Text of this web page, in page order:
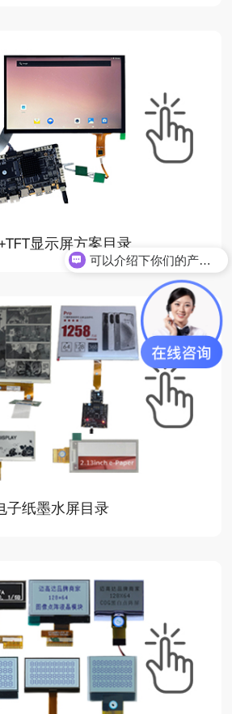
显示屏方案目录
子纸墨水屏目录
可以介绍下你们的产品么